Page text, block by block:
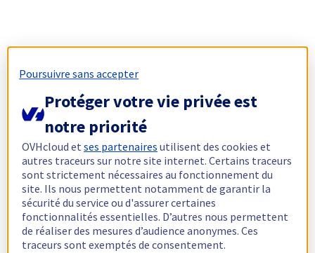
Poursuivre sans accepter
Protéger votre vie privée est
notre priorité
OVHcloud etses partenaires utilisent des cookies et
autres traceurs sur notre site internet. Certains traceurs
sont strictement nécessaires au fonctionnement du
site. Ils nous permettent notamment de garantir la
sécurité du service ou d'assurer certaines
fonctionnalités essentielles. D’autres nous permettent
de réaliser des mesures d’audience anonymes. Ces
traceurs sont exemptés de consentement.